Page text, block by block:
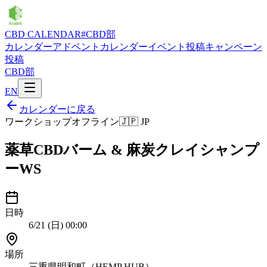
CBD CALENDAR#CBD部
カレンダーアドベントカレンダーイベント投稿キャンペーン
投稿
CBD部
EN
カレンダーに戻る
ワークショップオフライン🇯🇵 JP
薬草CBDバーム & 麻炭クレイシャンプ
ーWS
日時
6/21 (日) 00:00
場所